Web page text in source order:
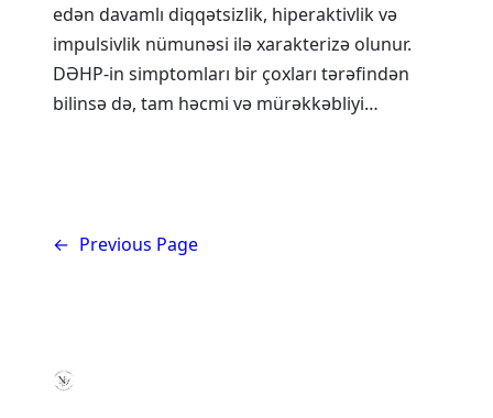
edən davamlı diqqətsizlik, hiperaktivlik və
impulsivlik nümunəsi ilə xarakterizə olunur.
DƏHP-in simptomları bir çoxları tərəfindən
bilinsə də, tam həcmi və mürəkkəbliyi…
← Previous Page